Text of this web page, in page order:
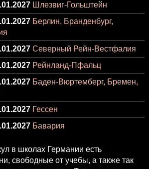
Шлезвиг-Гольштейн
Берлин, Бранденбург,
Северный Рейн-Вестфалия
Рейнланд-Пфальц
Баден-Вюртемберг, Бремен,
Гессен
Бавария
в школах Германии есть
свободные от учебы, а также так